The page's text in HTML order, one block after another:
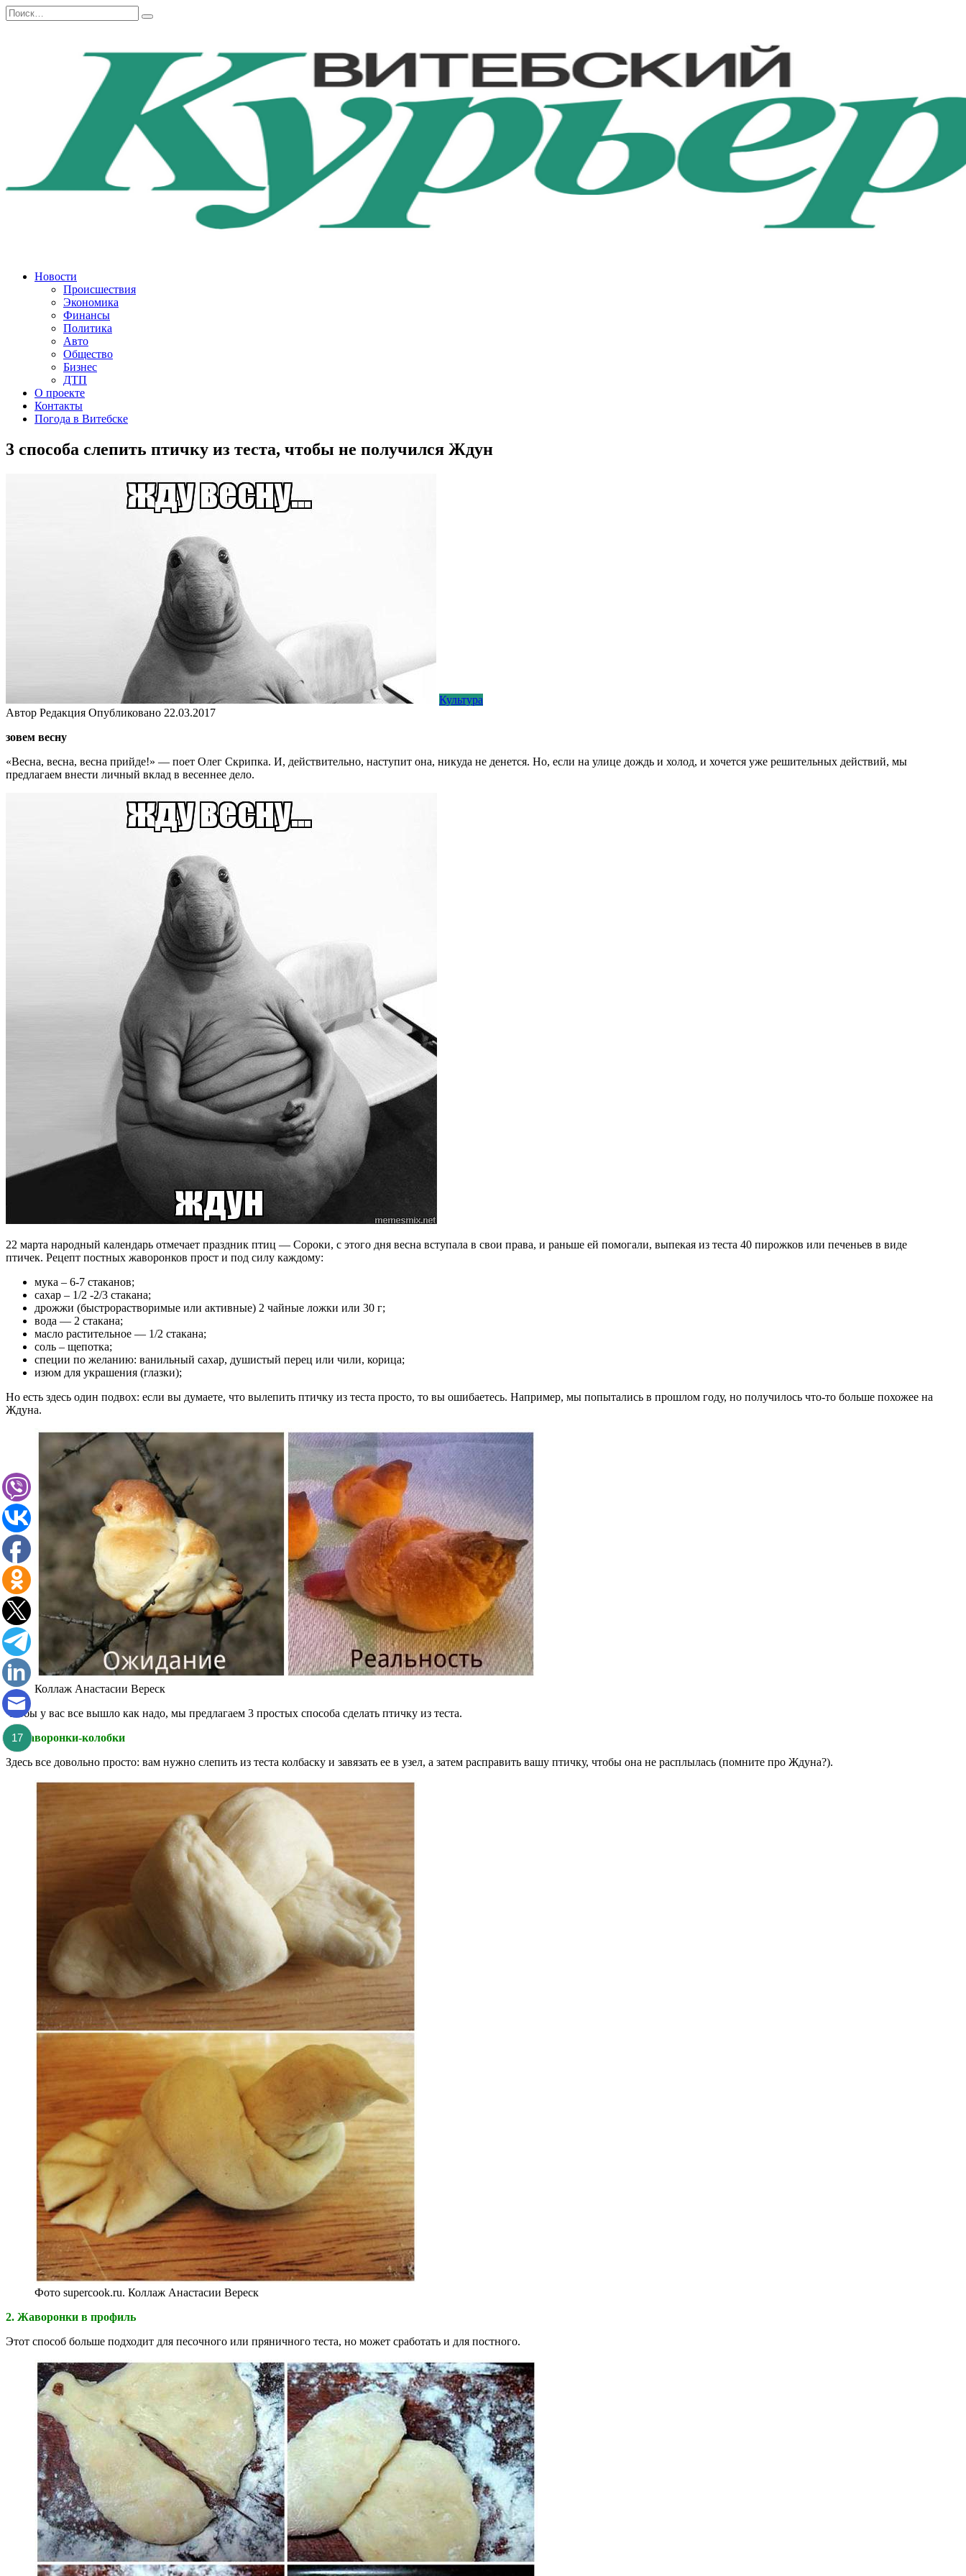
Перейти
к
Search
for:
Новости
Происшествия
Экономика
Финансы
Политика
Авто
Общество
Бизнес
ДТП
О проекте
Контакты
Погода в Витебске
3 способа слепить птичку из теста, чтобы не получился Ждун
Культура
Автор Редакция Опубликовано 22.03.2017
зовем весну
«Весна, весна, весна прийде!» — поет Олег Скрипка. И, действительно, наступит она, никуда не денется. Но, если на улице дождь и холод, и хочется уже решительных действий, мы
предлагаем внести личный вклад в весеннее дело.
22 марта народный календарь отмечает праздник птиц — Сороки, с этого дня весна вступала в свои права, и раньше ей помогали, выпекая из теста 40 пирожков или печеньев в виде
птичек. Рецепт постных жаворонков прост и под силу каждому:
мука – 6-7 стаканов;
сахар – 1/2 -2/3 стакана;
дрожжи (быстрорастворимые или активные) 2 чайные ложки или 30 г;
вода — 2 стакана;
масло растительное — 1/2 стакана;
соль – щепотка;
специи по желанию: ванильный сахар, душистый перец или чили, корица;
изюм для украшения (глазки);
Но есть здесь один подвох: если вы думаете, что вылепить птичку из теста просто, то вы ошибаетесь. Например, мы попытались в прошлом году, но получилось что-то больше похожее на
Ждуна.
Коллаж Анастасии Вереск
Чтобы у вас все вышло как надо, мы предлагаем 3 простых способа сделать птичку из теста.
1. Жаворонки-колобки
Здесь все довольно просто: вам нужно слепить из теста колбаску и завязать ее в узел, а затем расправить вашу птичку, чтобы она не расплылась (помните про Ждуна?).
Фото supercook.ru. Коллаж Анастасии Вереск
2. Жаворонки в профиль
Этот способ больше подходит для песочного или пряничного теста, но может сработать и для постного.
17